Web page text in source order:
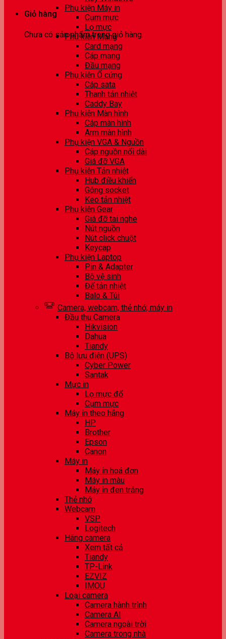
Giỏ hàng
Chưa có sản phẩm trong giỏ hàng.
Phụ kiện Máy in
Cụm mực
Lọ mực
Phụ kiện Mạng
Card mạng
Cáp mạng
Đầu mạng
Phụ kiện Ổ cứng
Cáp sata
Thanh tản nhiệt
Caddy Bay
Phụ kiện Màn hình
Cáp màn hình
Arm màn hình
Phụ kiện VGA & Nguồn
Cáp nguồn nối dài
Giá đỡ VGA
Phụ kiện Tản nhiệt
Hub điều khiển
Gông socket
Keo tản nhiệt
Phụ kiện Gear
Giá đỡ tai nghe
Nút nguồn
Nút click chuột
Keycap
Phụ kiện Laptop
Pin & Adapter
Bộ vệ sinh
Đế tản nhiệt
Balo & Túi
Camera, webcam, thẻ nhớ, máy in
Đầu thu Camera
Hikvision
Dahua
Tiandy
Bộ lưu điện (UPS)
Cyber Power
Santak
Mực in
Lọ mực đổ
Cụm mực
Máy in theo hãng
HP
Brother
Epson
Canon
Máy in
Máy in hoá đơn
Máy in màu
Máy in đen trắng
Thẻ nhớ
Webcam
VSP
Logitech
Hãng camera
Xem tất cả
Tiandy
TP-Link
EZVIZ
IMOU
Loại camera
Camera hành trình
Camera AI
Camera ngoài trời
Camera trong nhà